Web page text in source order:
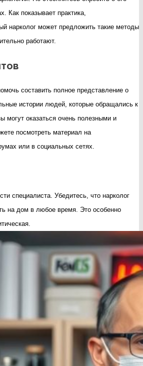
Как показывает практика,
нарколог может предложить такие методы
работают.
составить полное представление о
истории людей, которые обращались к
могут оказаться очень полезными и
посмотреть материал на
или в социальных сетях.
специалиста. Убедитесь, что нарколог
на дом в любое время. Это особенно